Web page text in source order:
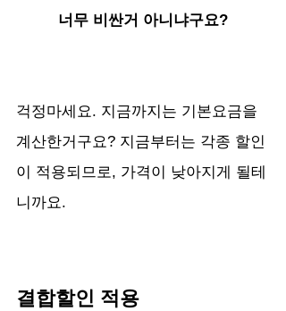
너무 비싼거 아니냐구요?
걱정마세요. 지금까지는 기본요금을
계산한거구요? 지금부터는 각종 할인
이 적용되므로, 가격이 낮아지게 될테
니까요.
결합할인 적용